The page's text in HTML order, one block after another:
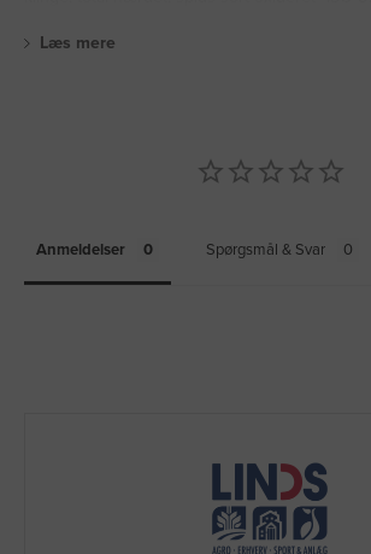
Læs mere
Anmeldelser Spørgsmål & Svar